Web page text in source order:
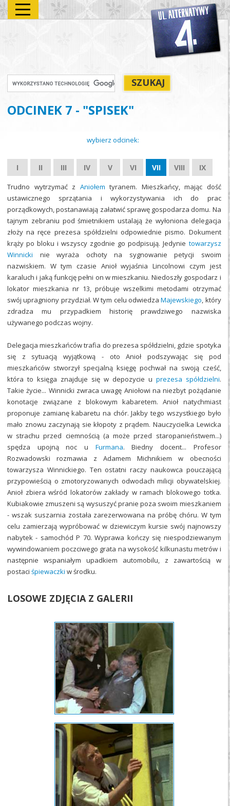
ODCINEK 7 - "SPISEK"
wybierz odcinek:
I II III IV V VI VII VIII IX
Trudno wytrzymać z Aniołem tyranem. Mieszkańcy, mając dość
ustawicznego sprzątania i wykorzystywania ich do prac
porządkowych, postanawiają załatwić sprawę gospodarza domu. Na
tajnym zebraniu pod śmietnikiem ustalają że wyłoniona delegacja
złoży na ręce prezesa spółdzielni odpowiednie pismo. Dokument
krąży po bloku i wszyscy zgodnie go podpisują. Jedynie towarzysz
Winnicki nie wyraża ochoty na sygnowanie petycji swoim
nazwiskiem. W tym czasie Anioł wyjaśnia Lincolnowi czym jest
karaluch i jaką funkcję pełni on w mieszkaniu. Niedoszły gospodarz i
lokator mieszkania nr 13, próbuje wszelkimi metodami otrzymać
swój upragniony przydział. W tym celu odwiedzaMajewskiego, który
zdradza mu przypadkiem historię prawdziwego nazwiska
używanego podczas wojny.
Delegacja mieszkańców trafia do prezesa spółdzielni, gdzie spotyka
się z sytuacją wyjątkową - oto Anioł podszywając się pod
mieszkańców stworzył specjalną księgę pochwał na swoją cześć,
która to księga znajduje się w depozycie u prezesa spółdzielni.
Takie życie... Winnicki zwraca uwagę Aniołowi na niezbyt pożądanie
konotacje związane z blokowym kabaretem. Anioł natychmiast
proponuje zamianę kabaretu na chór. Jakby tego wszystkiego było
mało znowu zaczynają sie kłopoty z prądem. Nauczycielka Lewicka
w strachu przed ciemnością (a może przed staropanieństwem...)
spędza upojną noc u Furmana. Biedny docent... Profesor
Rozwadowski rozmawia z Adamem Michnikiem w obecności
towarzysza Winnickiego. Ten ostatni raczy naukowca pouczającą
przypowieścią o zmotoryzowanych odwodach milicji obywatelskiej.
Anioł zbiera wśród lokatorów zakłady w ramach blokowego totka.
Kubiakowie zmuszeni są wysuszyć pranie poza swoim mieszkaniem
- wszak suszarnia została zarezerwowana na próbę chóru. W tym
celu zamierzają wypróbować w dziewiczym kursie swój najnowszy
nabytek - samochód P 70. Wyprawa kończy się niespodziewanym
wywindowaniem poczciwego grata na wysokość kilkunastu metrów i
następnie wspaniałym upadkiem automobilu, z zawartością w
postaci śpiewaczki w środku.
LOSOWE ZDJĘCIA Z GALERII